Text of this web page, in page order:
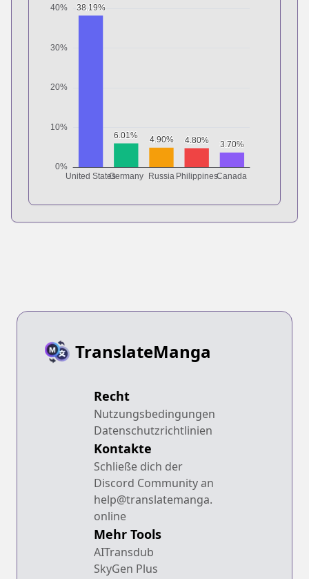
TranslateManga
Recht
Nutzungsbedingungen
Datenschutzrichtlinien
Kontakte
Schließe dich der
Discord Community an
help@translatemanga.
online
Mehr Tools
AITransdub
SkyGen Plus